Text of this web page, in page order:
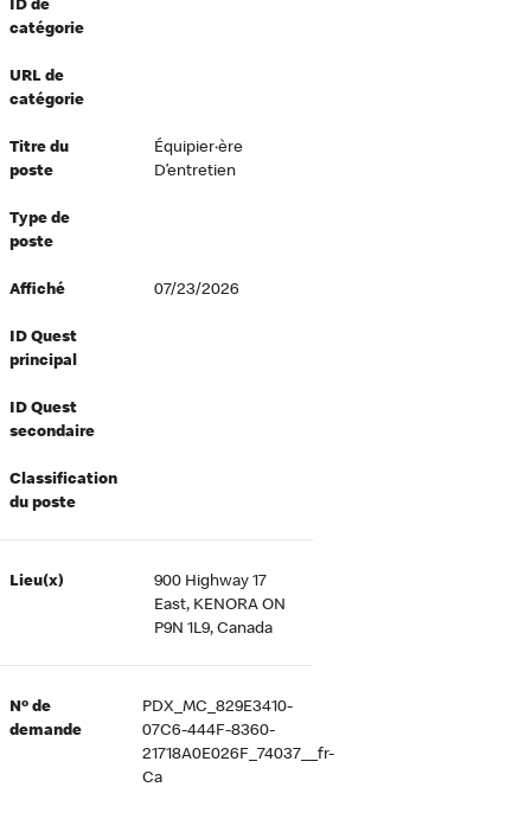
au travail
ID de
catégorie
URL de
catégorie
Titre du
poste
Équipier·ère
D’entretien
Type de
poste
Affiché 07/23/2026
ID Quest
principal
ID Quest
secondaire
Classification
du poste
Lieu(x)
900 Highway 17
East, KENORA ON
P9N 1L9, Canada
Nº de
demande
PDX_MC_829E3410-
07C6-444F-8360-
21718A0E026F_74037__fr-
Ca